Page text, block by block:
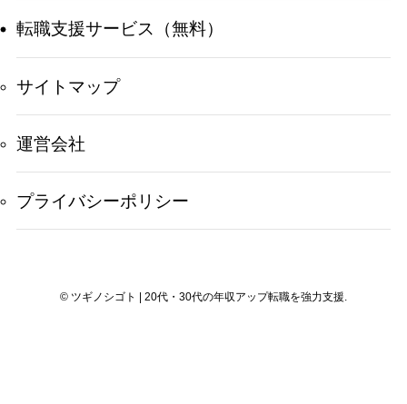
転職支援サービス（無料）
サイトマップ
運営会社
プライバシーポリシー
© ツギノシゴト | 20代・30代の年収アップ転職を強力支援.